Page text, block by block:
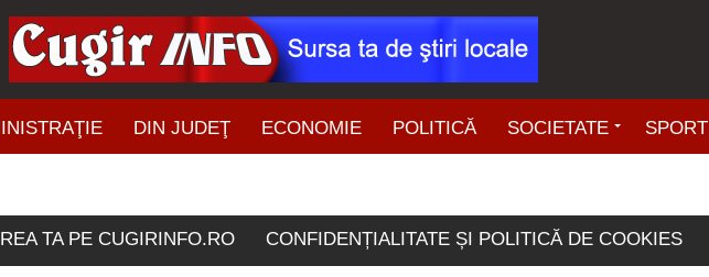
DIN JUDEŢ ECONOMIE POLITICĂ SOCIETATE SPORT
TA PE CUGIRINFO.RO CONFIDENȚIALITATE ȘI POLITICĂ DE COOKIES